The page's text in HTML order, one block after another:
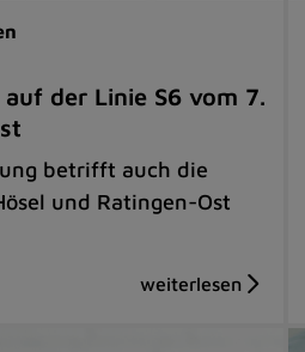
der Linie S6 vom 7.
betrifft auch die
und Ratingen-Ost